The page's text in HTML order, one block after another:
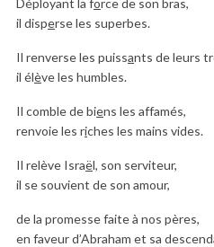
Déployant la force de son bras,
il disperse les superbes.
Il renverse les puissants de leurs
il élève les humbles.
Il comble de biens les affamés,
renvoie les riches les mains vides.
Il relève Israël, son serviteur,
il se souvient de son amour,
de la promesse faite à nos pères,
en faveur d’Abraham et sa